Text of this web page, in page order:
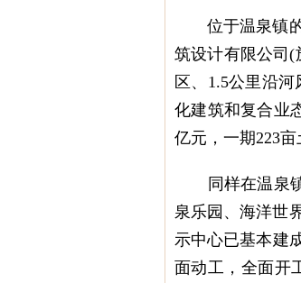
位于温泉镇的
筑设计有限公司(
区、1.5公里沿
化建筑和复合业
亿元，一期223
同样在温泉镇
泉乐园、海洋世
示中心已基本建
面动工，全面开